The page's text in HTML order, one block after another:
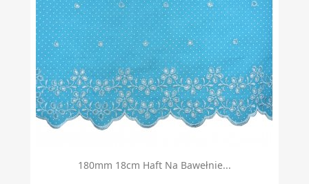
180mm 18cm Haft Na Bawełnie...